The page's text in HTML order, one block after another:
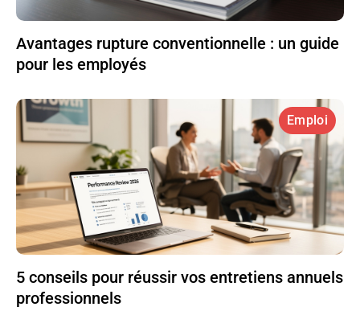
Avantages rupture conventionnelle : un guide
pour les employés
Emploi
5 conseils pour réussir vos entretiens annuels
professionnels